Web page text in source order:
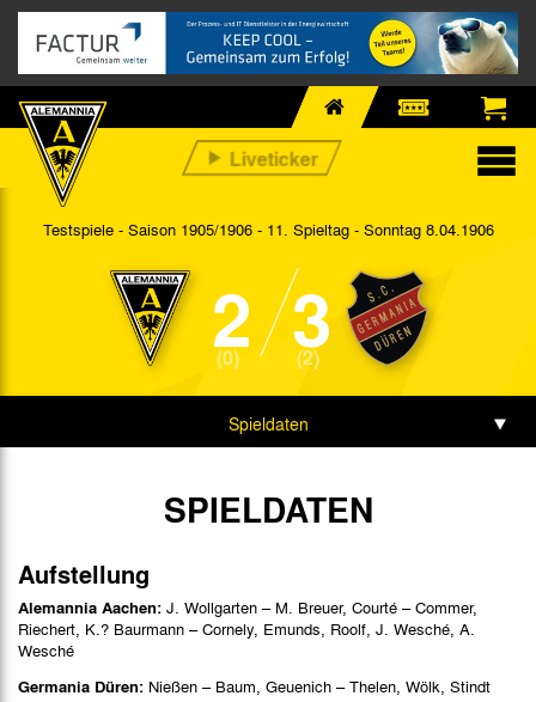
Testspiele - Saison 1905/1906 - 11. Spieltag - Sonntag 8.04.1906
2
(0) 3
(2)
Spieldaten
SPIELDATEN
Aufstellung
Alemannia Aachen: J. Wollgarten – M. Breuer, Courté – Commer,
Riechert, K.? Baurmann – Cornely, Emunds, Roolf, J. Wesché, A.
Wesché
Germania Düren: Nießen – Baum, Geuenich – Thelen, Wölk, Stindt